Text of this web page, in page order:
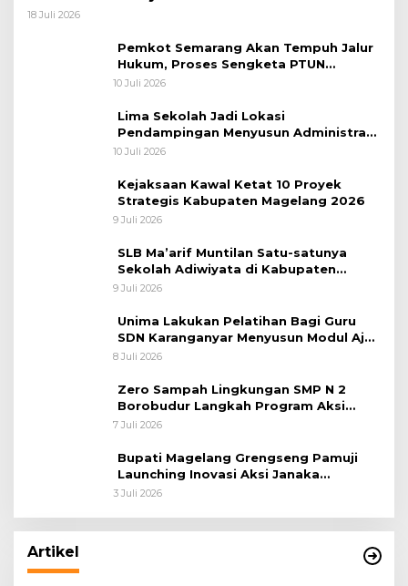
18 Juli 2026
Pemkot Semarang Akan Tempuh Jalur
Hukum, Proses Sengketa PTUN
Pemberhentian Direksi PDAM Tirta
10 Juli 2026
Lima Sekolah Jadi Lokasi
Pendampingan Menyusun Administrasi
Pembelajaran Berbasis Lingkungan
10 Juli 2026
Kejaksaan Kawal Ketat 10 Proyek
Strategis Kabupaten Magelang 2026
9 Juli 2026
SLB Ma’arif Muntilan Satu-satunya
Sekolah Adiwiyata di Kabupaten
Magelang
9 Juli 2026
Unima Lakukan Pelatihan Bagi Guru
SDN Karanganyar Menyusun Modul Ajar
Berbasis Adiwiyata
8 Juli 2026
Zero Sampah Lingkungan SMP N 2
Borobudur Langkah Program Aksi
Janaka
7 Juli 2026
Bupati Magelang Grengseng Pamuji
Launching Inovasi Aksi Janaka
Program Sekolah Adiwiyata
3 Juli 2026
Artikel